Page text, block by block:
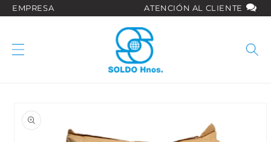
directamente
EMPRESA ATENCIÓN AL CLIENTE
información
del producto